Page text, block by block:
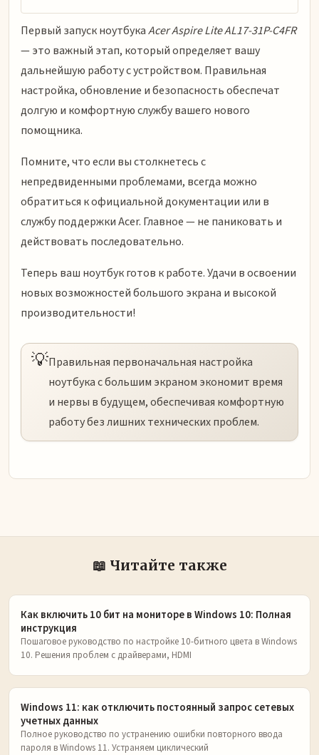
Первый запуск ноутбукаAcer Aspire Lite AL17-31P-C4FR
— это важный этап, который определяет вашу
дальнейшую работу с устройством. Правильная
настройка, обновление и безопасность обеспечат
долгую и комфортную службу вашего нового
помощника.
Помните, что если вы столкнетесь с
непредвиденными проблемами, всегда можно
обратиться к официальной документации или в
службу поддержки Acer. Главное — не паниковать и
действовать последовательно.
Теперь ваш ноутбук готов к работе. Удачи в освоении
новых возможностей большого экрана и высокой
производительности!
💡Правильная первоначальная настройка
ноутбука с большим экраном экономит время
и нервы в будущем, обеспечивая комфортную
работу без лишних технических проблем.
📖 Читайте также
Как включить 10 бит на мониторе в Windows 10: Полная
инструкция
Пошаговое руководство по настройке 10-битного цвета в Windows
10. Решения проблем с драйверами, HDMI
Windows 11: как отключить постоянный запрос сетевых
учетных данных
Полное руководство по устранению ошибки повторного ввода
пароля в Windows 11. Устраняем циклический